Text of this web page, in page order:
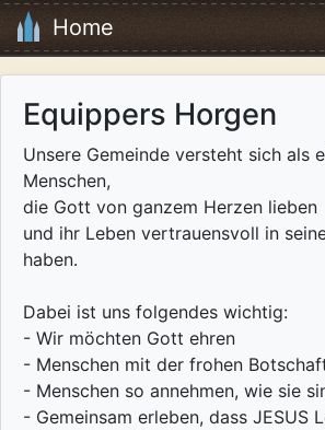
Home
Equippers Horgen
Unsere Gemeinde versteht sich als
Menschen,
die Gott von ganzem Herzen lieben
und ihr Leben vertrauensvoll in
haben.
Dabei ist uns folgendes wichtig:
- Wir möchten Gott ehren
- Menschen mit der frohen
- Menschen so annehmen, wie sie
- Gemeinsam erleben, dass JESUS